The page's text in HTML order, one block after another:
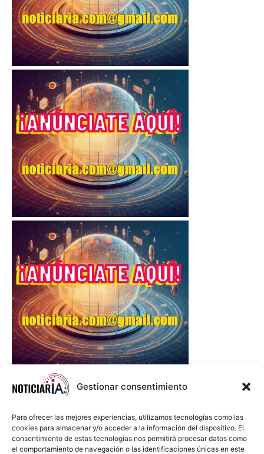
Gestionar consentimiento
Para ofrecer las mejores experiencias, utilizamos tecnologías como las
cookies para almacenar y/o acceder a la información del dispositivo. El
consentimiento de estas tecnologías nos permitirá procesar datos como
el comportamiento de navegación o las identificaciones únicas en este